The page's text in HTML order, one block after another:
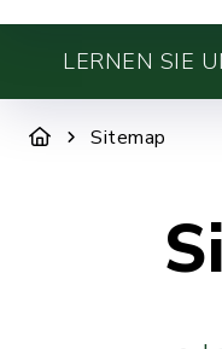
LERNEN SIE
Sitemap